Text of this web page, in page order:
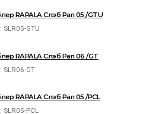
RAPALA Слэб Рап 05 /GTU
SLR05-GTU
RAPALA Слэб Рап 06 /GT
SLR06-GT
RAPALA Слэб Рап 05 /PCL
SLR05-PCL